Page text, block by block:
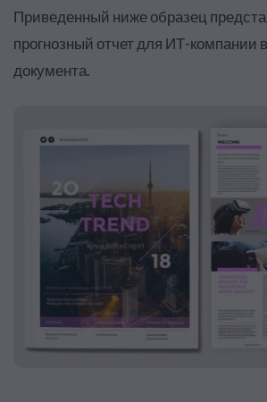
Приведенный ниже образец
прогнозный отчет для ИТ-компании
документа.